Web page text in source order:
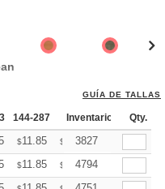
GUÍA DE TALLAS
144-287 288 + Mas
Inventario Qty.
$11.85 $ 11.65
3827
$11.85 $ 11.65
4794